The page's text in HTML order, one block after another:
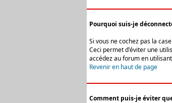
Pourquoi suis-je
Si vous ne cochez pas la case
Ceci permet d'éviter une
accédez au forum en
Revenir en haut de page
Comment puis-je éviter